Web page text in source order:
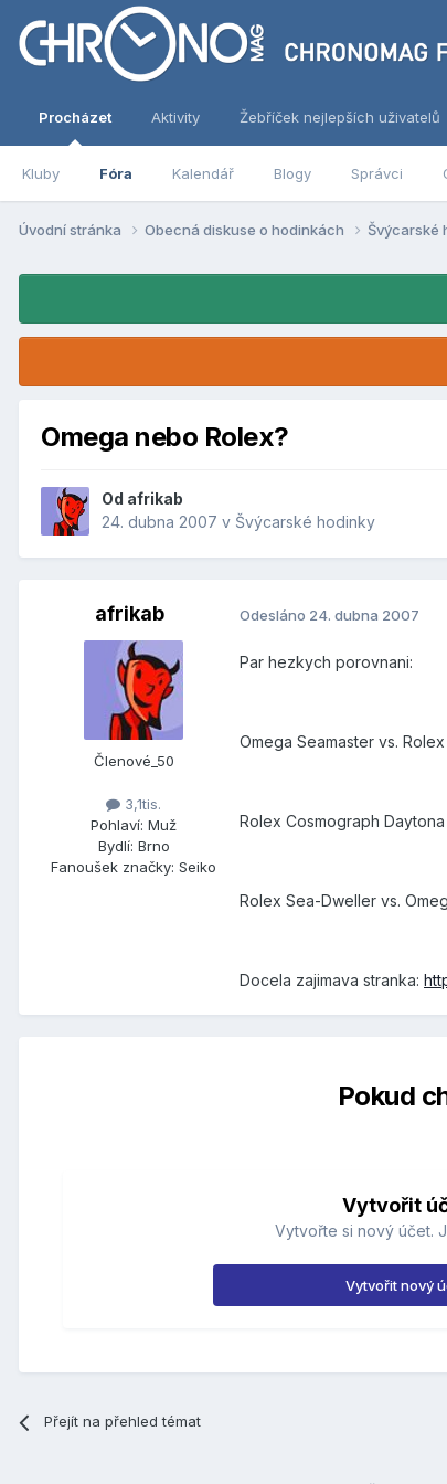
Procházet
Kluby Fóra Kalendář Blogy Správci
Aktivity Žebříček nejlepších uživatelů
Úvodní stránka Obecná diskuse o hodinkách Švýcarské
Omega nebo Rolex?
Od afrikab
24. dubna 2007 v Švýcarské hodinky
afrikab
Členové_50
3,1tis.
Pohlaví: Muž
Bydlí: Brno
Fanoušek značky: Seiko
Odesláno 24. dubna 2007
Par hezkych porovnani:
Omega Seamaster vs.
Rolex Cosmograph
Rolex Sea-Dweller vs.
Docela zajimava stranka:
Pokud
Vytvořit
Vytvořte si nový účet.
Vytvořit nový
Přejít na přehled témat